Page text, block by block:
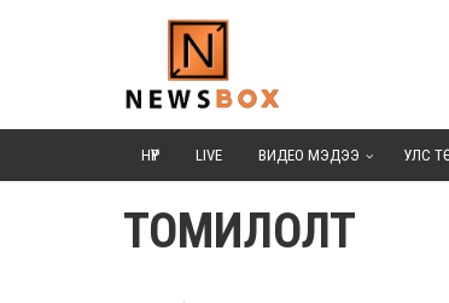
НҮҮР LIVE ВИДЕО МЭДЭЭ УЛС
ТОМИЛОЛТ